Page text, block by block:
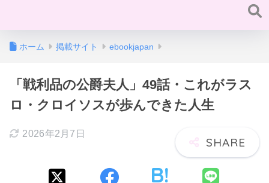
ホーム 掲載サイト ebookjapan
「戦利品の公爵夫人」49話・これがラス
ロ・クロイソスが歩んできた人生
2026年2月7日